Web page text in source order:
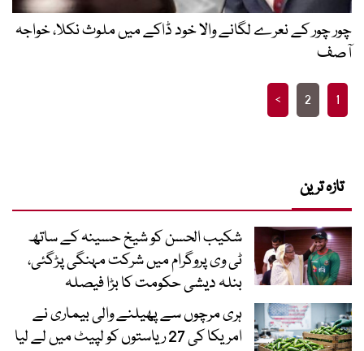
چور چور کے نعرے لگانے والا خود ڈاکے میں ملوث نکلا، خواجہ
آصف
Posts
pagination
1
2
>
تازہ ترین
شکیب الحسن کو شیخ حسینہ کے ساتھ
ٹی وی پروگرام میں شرکت مہنگی پڑگئی،
بنلہ دیشی حکومت کا بڑا فیصلہ
ہری مرچوں سے پھیلنے والی بیماری نے
امریکا کی 27 ریاستوں کو لپیٹ میں لے لیا